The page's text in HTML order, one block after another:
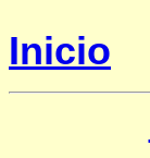
Inicio